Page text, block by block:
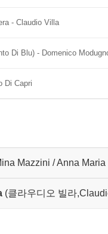
- Claudio Villa
Di Blu) - Domenico
Di Capri
Mazzini / Anna
(클라우디오 빌라